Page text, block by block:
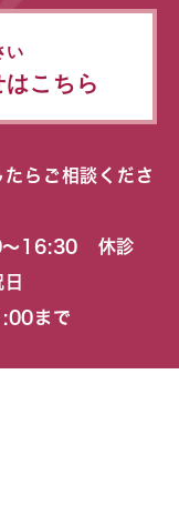
い
こちら
らご相談くださ
〜16:30 休診
まで